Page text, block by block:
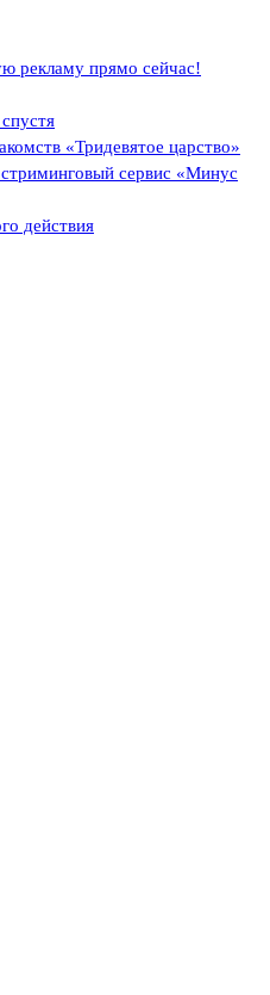
рекламу прямо сейчас!
«Тридевятое царство»
сервис «Минус
действия